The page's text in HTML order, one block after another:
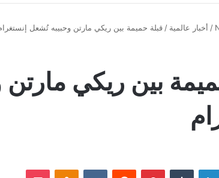
/ أخبار عالمية / قبلة حميمة بين ريكي مارتن وحبيبه تُشعل
بين ريكي
لينكدإن بينتيريست Odnoklassniki
‫Pocket